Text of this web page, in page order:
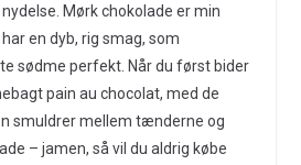
Mørk chokolade er min
en dyb, rig smag, som
sødme perfekt. Når du først bider
pain au chocolat, med de
smuldrer mellem tænderne og
– jamen, så vil du aldrig købe